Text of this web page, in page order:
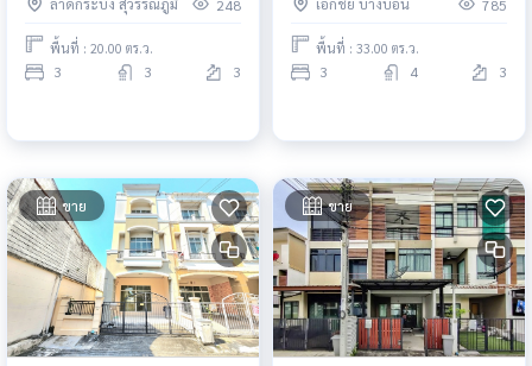
MRT ศรีอุดม เมกาบางนา
248
พื้นที่ : 20.00 ตร.ว.
3 3 3
พระราม 2
785
พื้นที่ : 33.00 ตร.ว.
3 4 3
ขาย ขาย